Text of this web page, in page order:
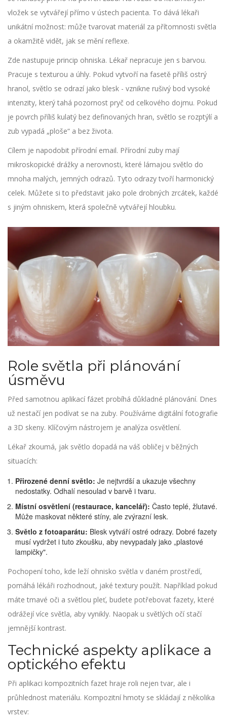
vložek se vytvářejí přímo v ústech pacienta. To dává lékaři
unikátní možnost: může tvarovat materiál za přítomnosti světla
a okamžitě vidět, jak se mění reflexe.
Zde nastupuje princip ohniska. Lékař nepracuje jen s barvou.
Pracuje s texturou a úhly. Pokud vytvoří na fasetě příliš ostrý
hranol, světlo se odrazí jako blesk - vznikne rušivý bod vysoké
intenzity, který tahá pozornost pryč od celkového dojmu. Pokud
je povrch příliš kulatý bez definovaných hran, světlo se rozptýlí a
zub vypadá „ploše“ a bez života.
Cílem je napodobit přírodní email. Přírodní zuby mají
mikroskopické drážky a nerovnosti, které lámajou světlo do
mnoha malých, jemných odrazů. Tyto odrazy tvoří harmonický
celek. Můžete si to představit jako pole drobných zrcátek, každé
s jiným ohniskem, která společně vytvářejí hloubku.
Role světla při plánování
úsměvu
Před samotnou aplikací fázet probíhá důkladné plánování. Dnes
už nestačí jen podívat se na zuby. Používáme digitální fotografie
a 3D skeny. Klíčovým nástrojem je analýza osvětlení.
Lékař zkoumá, jak světlo dopadá na váš obličej v běžných
situacích:
Přirozené denní světlo: Je nejtvrdší a ukazuje všechny
nedostatky. Odhalí nesoulad v barvě i tvaru.
Místní osvětlení (restaurace, kancelář): Často teplé, žlutavé.
Může maskovat některé stíny, ale zvýrazní lesk.
Světlo z fotoaparátu: Blesk vytváří ostré odrazy. Dobré fazety
musí vydržet i tuto zkoušku, aby nevypadaly jako „plastové
lampičky".
Pochopení toho, kde leží ohnisko světla v daném prostředí,
pomáhá lékáři rozhodnout, jaké textury použít. Například pokud
máte tmavé oči a světlou pleť, budete potřebovat fazety, které
odrážejí více světla, aby vynikly. Naopak u světlých očí stačí
jemnější kontrast.
Technické aspekty aplikace a
optického efektu
Při aplikaci kompozitních fazet hraje roli nejen tvar, ale i
průhlednost materiálu. Kompozitní hmoty se skládají z několika
vrstev: